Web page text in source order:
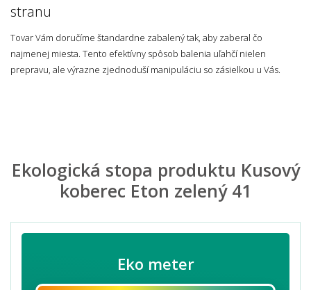
stranu
Tovar Vám doručíme štandardne zabalený tak, aby zaberal čo
najmenej miesta. Tento efektívny spôsob balenia uľahčí nielen
prepravu, ale výrazne zjednoduší manipuláciu so zásielkou u Vás.
Ekologická stopa produktu Kusový
koberec Eton zelený 41
Eko meter